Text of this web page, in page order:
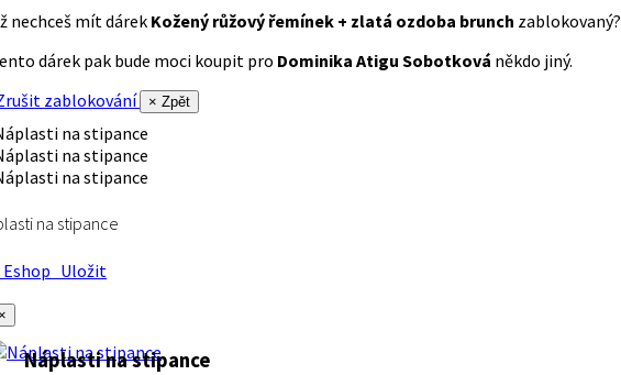
nechceš mít dárek Kožený růžový řemínek + zlatá ozdoba brunch zablokovaný?
dárek pak bude moci koupit pro Dominika Atigu Sobotková někdo jiný.
zablokování
× Zpět
na stipance
Uložit
Náplasti na stipance